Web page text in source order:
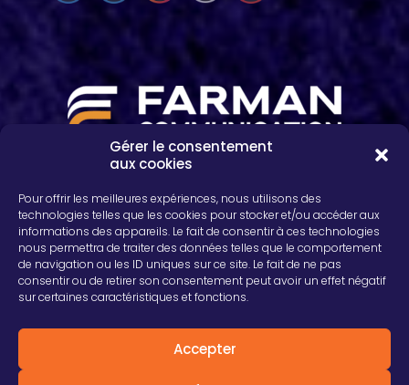
Gérer le consentement
aux cookies
Pour offrir les meilleures expériences, nous utilisons des
technologies telles que les cookies pour stocker et/ou accéder aux
informations des appareils. Le fait de consentir à ces technologies
nous permettra de traiter des données telles que le comportement
de navigation ou les ID uniques sur ce site. Le fait de ne pas
consentir ou de retirer son consentement peut avoir un effet négatif
sur certaines caractéristiques et fonctions.
Accepter
51664 REIMS cedex
03 26 04 75 24